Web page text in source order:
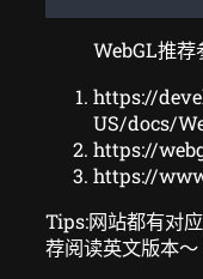
WebGL推荐
https://
US/docs/
https://
https://
Tips:网站都有对
荐阅读英文版本～